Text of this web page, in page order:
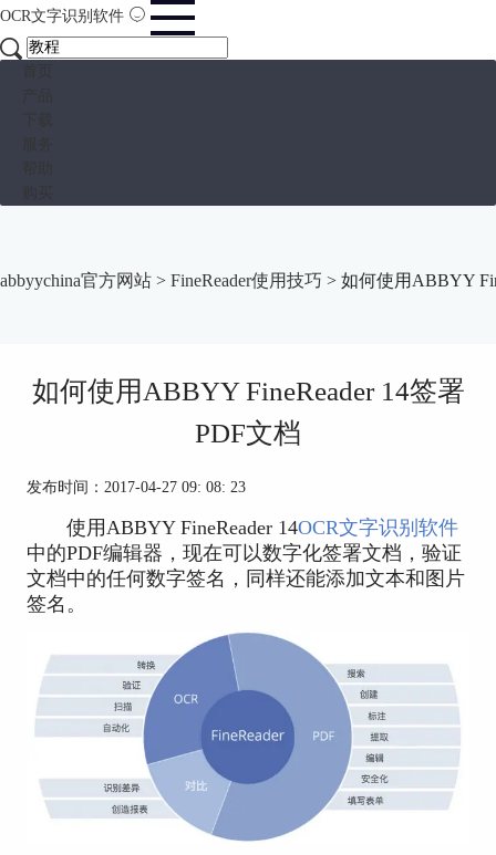
OCR文字识别软件
abbyychina官方网站 > FineReader使用技巧 > 如何使用ABBYY
如何使用ABBYY FineReader 14签署
PDF文档
发布时间：2017-04-27 09: 08: 23
使用ABBYY FineReader 14OCR文字识别软件
中的PDF编辑器，现在可以数字化签署文档，验证
文档中的任何数字签名，同样还能添加文本和图片
签名。